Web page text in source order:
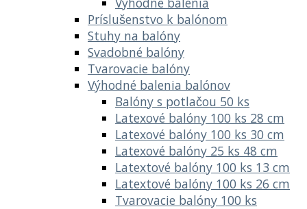
Príslušenstvo k balónom
Stuhy na balóny
Svadobné balóny
Tvarovacie balóny
Výhodné balenia balónov
Balóny s potlačou 50 ks
Latexové balóny 100 ks 28 cm
Latexové balóny 100 ks 30 cm
Latexové balóny 25 ks 48 cm
Latextové balóny 100 ks 13 cm
Latextové balóny 100 ks 26 cm
Tvarovacie balóny 100 ks